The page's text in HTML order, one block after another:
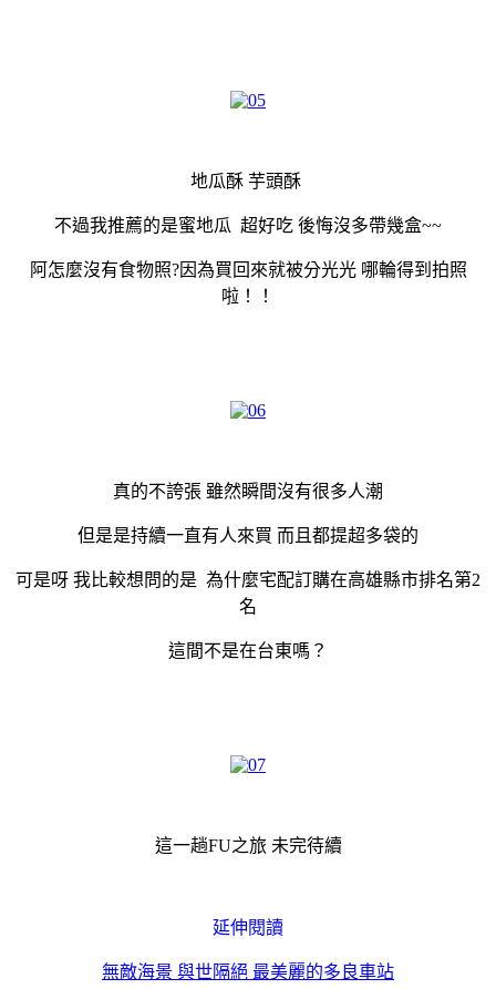
地瓜酥 芋頭酥
不過我推薦的是蜜地瓜 超好吃 後悔沒多帶幾盒~~
阿怎麼沒有食物照?因為買回來就被分光光 哪輪得到拍照
啦！！
真的不誇張 雖然瞬間沒有很多人潮
但是是持續一直有人來買 而且都提超多袋的
可是呀 我比較想問的是 為什麼宅配訂購在高雄縣市排名第2
名
這間不是在台東嗎？
這一趟FU之旅 未完待續
延伸閱讀
無敵海景 與世隔絕 最美麗的多良車站